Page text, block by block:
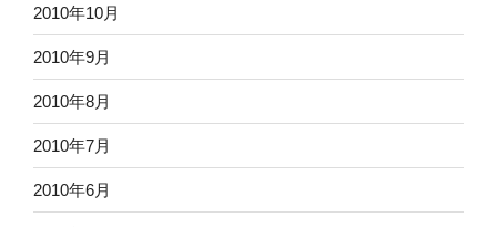
2010年10月
2010年9月
2010年8月
2010年7月
2010年6月